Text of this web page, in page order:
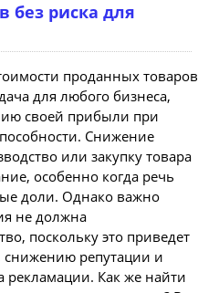
без риска для
проданных товаров
для любого бизнеса,
своей прибыли при
Снижение
или закупку товара
особенно когда речь
доли. Однако важно
не должна
поскольку это приведет
репутации и
Как же найти